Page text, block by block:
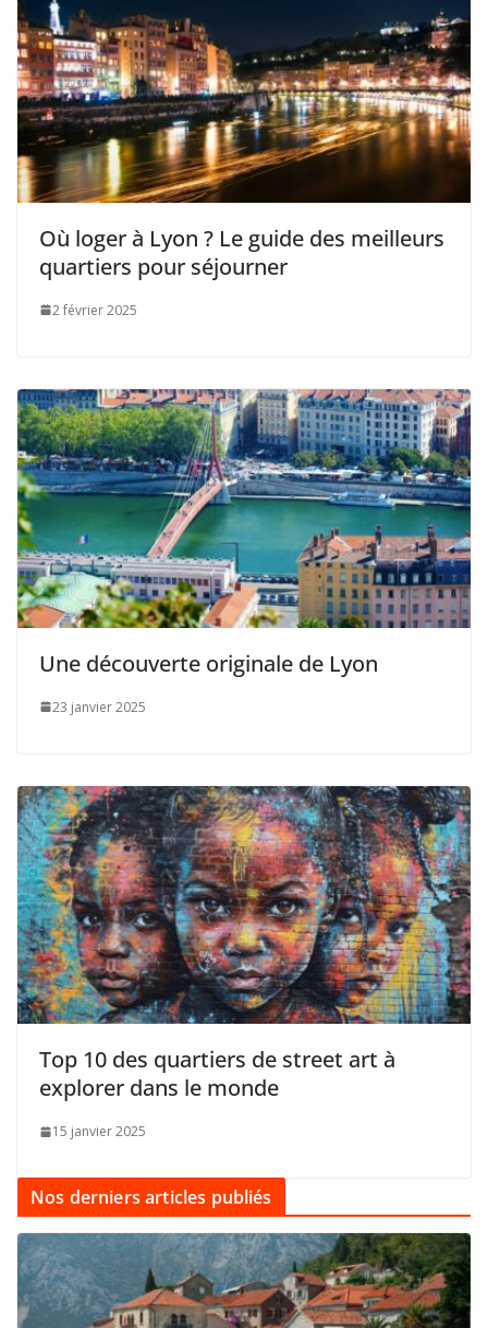
Où loger à Lyon ? Le guide des meilleurs
quartiers pour séjourner
2 février 2025
Une découverte originale de Lyon
23 janvier 2025
Top 10 des quartiers de street art à
explorer dans le monde
15 janvier 2025
Nos derniers articles publiés